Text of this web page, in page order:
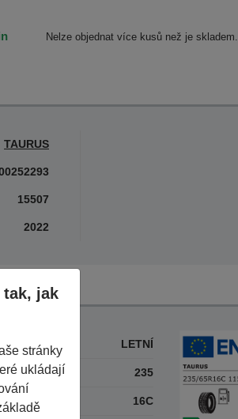
Nelze objednat více kusů než je skladem.
TAURUS
15507
2022
LETNÍ
235
16C
tak, jak
stránky
ukládají